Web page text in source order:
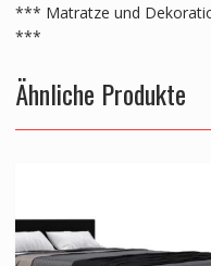
*** Matratze und
***
Ähnliche Produkte